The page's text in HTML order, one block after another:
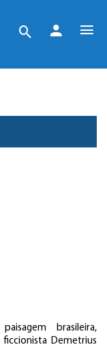
brasileira,
Demetrius